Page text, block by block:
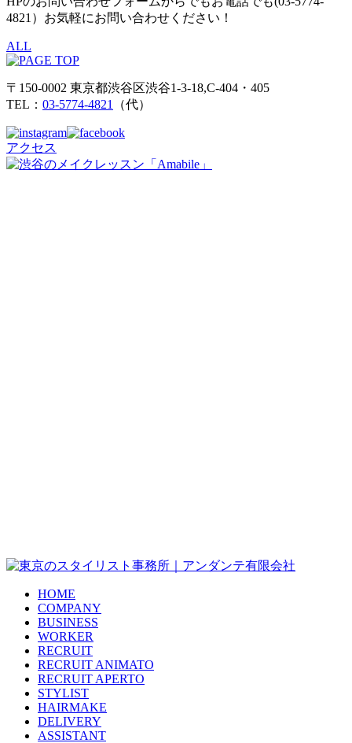
4821）お気軽にお問い合わせください！
ALL
〒150-0002 東京都渋谷区渋谷1-3-18,C-404・405
TEL： 03-5774-4821 （代）
アクセス
HOME
COMPANY
BUSINESS
WORKER
RECRUIT
RECRUIT ANIMATO
RECRUIT APERTO
STYLIST
HAIRMAKE
DELIVERY
ASSISTANT